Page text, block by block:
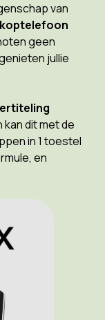
van
geen
jullie
kan dit met de
in 1 toestel
en